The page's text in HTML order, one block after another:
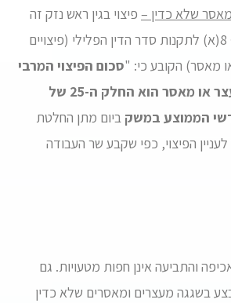
שלא כדין – פיצוי בגין ראש נזק זה
מעוגן בסעיף 8(א) לתקנות סדר הדין הפלילי (פיצויים
מאסר) הקובע כי: "סכום הפיצוי המרבי
בעד יום מעצר או מאסר הוא החלק ה-25 של
הממוצע במשק ביום מתן החלטת
הפיצוי, כפי שקבע שר העבודה
והתביעה אינן חפות מטעויות. גם
בשגגה מעצרים ומאסרים שלא כדין